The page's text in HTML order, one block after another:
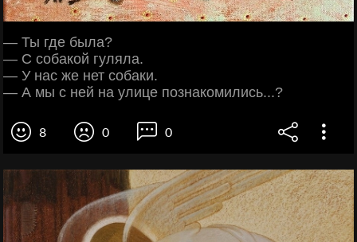
— Ты где была?
— С собакой гуляла.
— У нас же нет собаки.
— А мы с ней на улице познакомились...?
8 0 0